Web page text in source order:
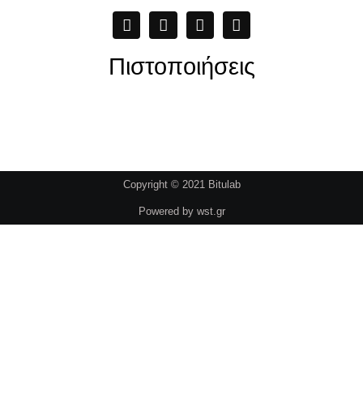
Πιστοποιήσεις
Copyright © 2021 Bitulab
Powered by wst.gr